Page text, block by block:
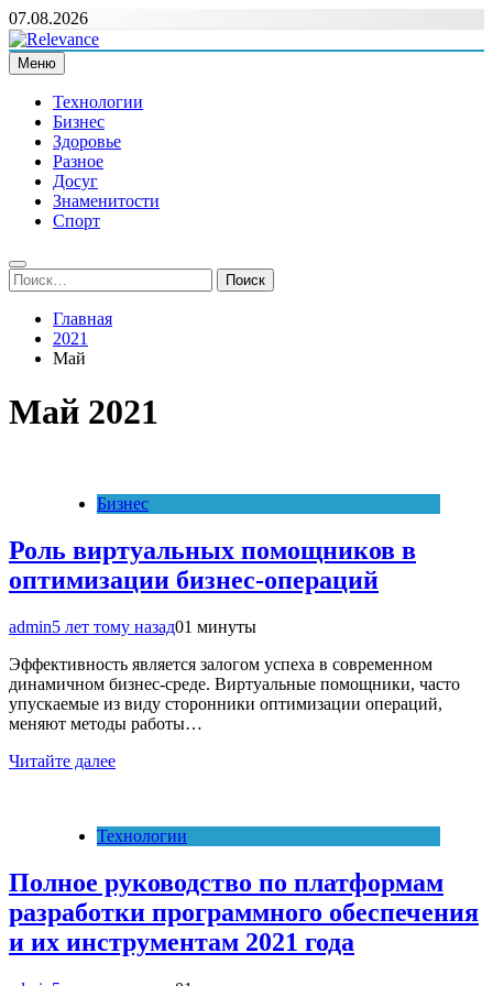
Перейти
к
содержимому
07.08.2026
Relevance
Релевантні новини — саме те, що вам потрібно
Меню
Технологии
Бизнес
Здоровье
Разное
Досуг
Знаменитости
Спорт
Найти:
Главная
2021
Май
Май 2021
Бизнес
Роль виртуальных помощников в
оптимизации бизнес-операций
admin5 лет тому назад01 минуты
Эффективность является залогом успеха в современном
динамичном бизнес-среде. Виртуальные помощники, часто
упускаемые из виду сторонники оптимизации операций,
меняют методы работы…
Читайте далее
Технологии
Полное руководство по платформам
разработки программного обеспечения
и их инструментам 2021 года